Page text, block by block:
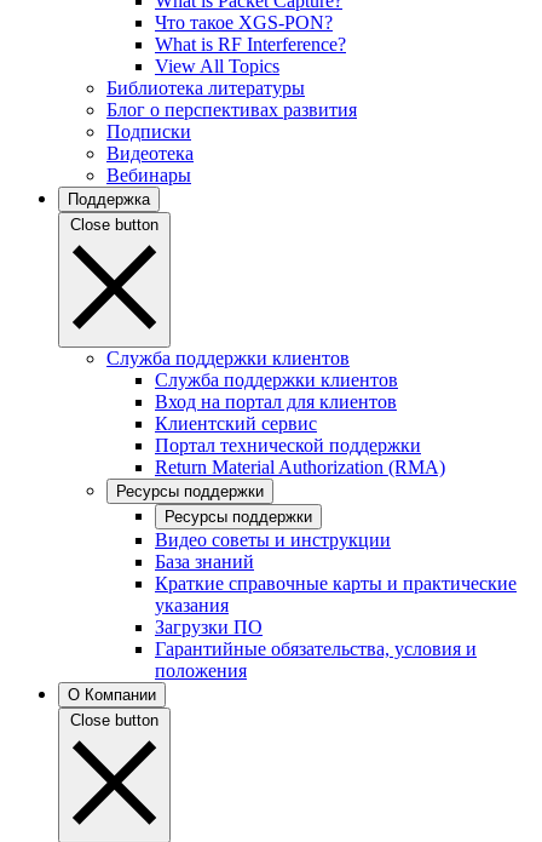
Что такое XGS-PON?
What is RF Interference?
View All Topics
Библиотека литературы
Блог о перспективах развития
Подписки
Видеотека
Вебинары
Поддержка
Close button
Служба поддержки клиентов
Служба поддержки клиентов
Вход на портал для клиентов
Клиентский сервис
Портал технической поддержки
Return Material Authorization (RMA)
Ресурсы поддержки
Ресурсы поддержки
Видео советы и инструкции
База знаний
Краткие справочные карты и практические
указания
Загрузки ПО
Гарантийные обязательства, условия и
положения
О Компании
Close button